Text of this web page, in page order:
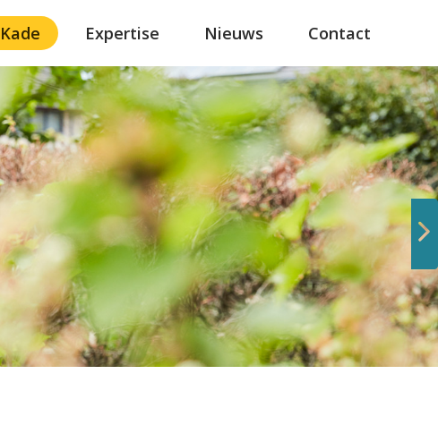
Expertise Nieuws Contact
Volgende